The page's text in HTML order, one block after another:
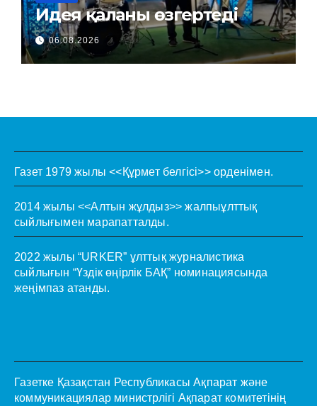
Идея қаланы өзгертеді
06.08.2026
Газет 1979 жылы <<Құрмет белгісі>> орденімен.
2014 жылы <<Алтын жұлдыз>> жалпыұлттық
сыйлығымен марапатталды.
2022 жылы “URKER” ұлттық журналистика
сыйлығын “Үздік өңірлік БАҚ” номинациясында
жеңімпаз атанды.
Газетке Қазақстан Республикасы Ақпарат және
коммуникациялар министрлігі Ақпарат комитетінің